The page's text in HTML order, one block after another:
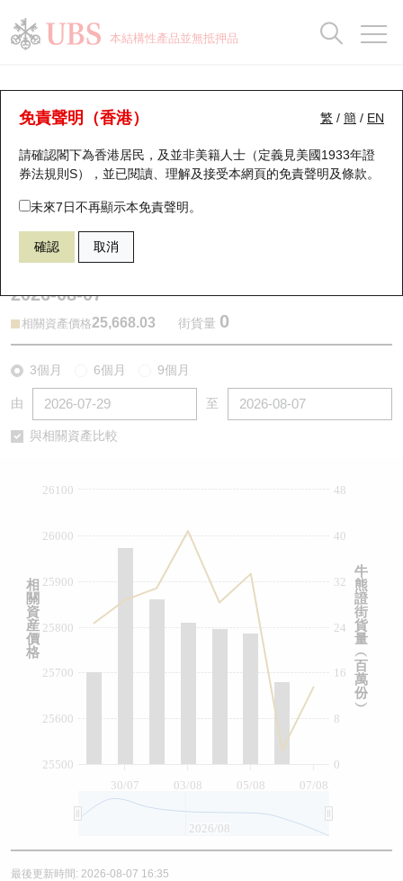
本結構性產品並無抵押品
繁 / 簡 / EN
免責聲明（香港）
請確認閣下為香港居民，及並非美籍人士（定義見美國1933年證
券法規則S），並已閱讀、理解及接受本網頁的免責聲明及條款。
未來7日不再顯示本免責聲明。
確認 取消
牛熊證分析儀
表現 街貨統計 比較
67438 瑞銀牛證 HSI 恒生指數
2026-08-07
相關資產價格25,668.03 街貨量 0
3個月 6個月 9個月
由 至
與相關資產比較
30/07 03/08 05/08 07/08
0
8
16
24
32
40
48
25500
25600
25700
25800
25900
26000
26100
2026/08
牛
熊
證
街
貨
量
︵
百
萬
份
︶
相
關
資
産
價
格
最後更新時間: 2026-08-07 16:35
瑞銀認股證一覽
新發行瑞銀認股證
即將到期認股證
認股證到期結算價查詢
認股證分析儀
認股證/牛熊證日誌
街貨統計
比較
牛熊全景快搜
牛熊證搜尋
牛熊證街貨分佈圖
正股牛熊證列表
新發行瑞銀牛熊證
牛熊證到期結算價查詢
牛熊證文件及公告 (瑞信)
街貨統計
比較
十大升幅/跌幅
十大認股證成交分佈
十天股證佔大市成交
資金流
街貨統計
正股分析儀
二十大活躍股份
恒指成份股
國指成份股
科指成份股
中資ETFs溢價比較
收市競價變化
持股比重
顯示所有持股比重
每月輪證大市專題
輪證專欄
講座及教育短片
認股證投資者教育
牛熊證投資者教育